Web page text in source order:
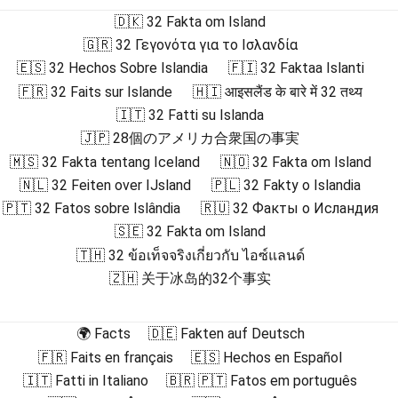
🇩🇰 32 Fakta om Island
🇬🇷 32 Γεγονότα για το Ισλανδία
🇪🇸 32 Hechos Sobre Islandia
🇫🇮 32 Faktaa Islanti
🇫🇷 32 Faits sur Islande
🇭🇮 आइसलैंड के बारे में 32 तथ्य
🇮🇹 32 Fatti su Islanda
🇯🇵 28個のアメリカ合衆国の事実
🇲🇸 32 Fakta tentang Iceland
🇳🇴 32 Fakta om Island
🇳🇱 32 Feiten over IJsland
🇵🇱 32 Fakty o Islandia
🇵🇹 32 Fatos sobre Islândia
🇷🇺 32 Факты о Исландия
🇸🇪 32 Fakta om Island
🇹🇭 32 ข้อเท็จจริงเกี่ยวกับ ไอซ์แลนด์
🇿🇭 关于冰岛的32个事实
🌍 Facts
🇩🇪 Fakten auf Deutsch
🇫🇷 Faits en français
🇪🇸 Hechos en Español
🇮🇹 Fatti in Italiano
🇧🇷 🇵🇹 Fatos em português